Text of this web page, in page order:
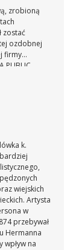
zrobioną
zostać
ozdobnej
firmy
PUBLIC
k.
wiejskich
Artysta
w
przebywał
Hermanna
wpływ na